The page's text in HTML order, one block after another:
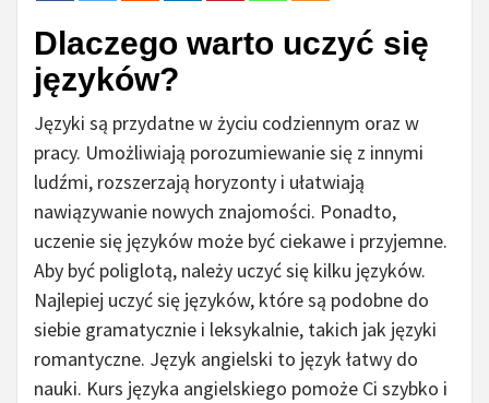
Dlaczego warto uczyć się
języków?
Języki są przydatne w życiu codziennym oraz w
pracy. Umożliwiają porozumiewanie się z innymi
ludźmi, rozszerzają horyzonty i ułatwiają
nawiązywanie nowych znajomości. Ponadto,
uczenie się języków może być ciekawe i przyjemne.
Aby być poliglotą, należy uczyć się kilku języków.
Najlepiej uczyć się języków, które są podobne do
siebie gramatycznie i leksykalnie, takich jak języki
romantyczne. Język angielski to język łatwy do
nauki. Kurs języka angielskiego pomoże Ci szybko i